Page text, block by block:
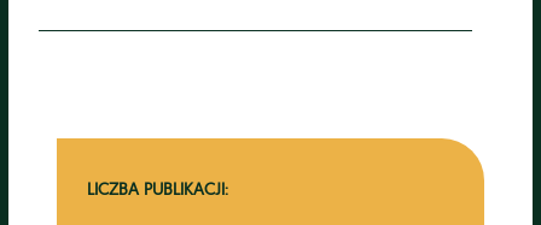
LICZBA PUBLIKACJI: